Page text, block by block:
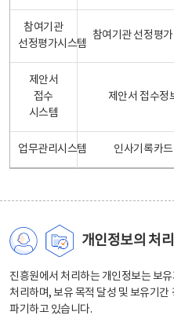
참여기관
선정평가시스템
참여기관 선정평
제안서
접수
시스템
제안서 접수정
업무관리시스템 인사기록카드
개인정보의 처
진흥원에서 처리하는 개인정보는 보
처리하며, 보유 목적 달성 및 보유기
파기하고 있습니다.